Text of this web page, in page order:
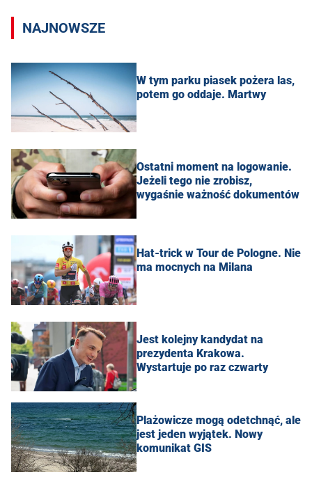
NAJNOWSZE
W tym parku piasek pożera las,
potem go oddaje. Martwy
Ostatni moment na logowanie.
Jeżeli tego nie zrobisz,
wygaśnie ważność dokumentów
Hat-trick w Tour de Pologne. Nie
ma mocnych na Milana
Jest kolejny kandydat na
prezydenta Krakowa.
Wystartuje po raz czwarty
Plażowicze mogą odetchnąć, ale
jest jeden wyjątek. Nowy
komunikat GIS